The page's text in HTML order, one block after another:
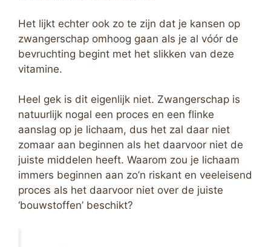
Het lijkt echter ook zo te zijn dat je kansen op
zwangerschap omhoog gaan als je al vóór de
bevruchting begint met het slikken van deze
vitamine.
Heel gek is dit eigenlijk niet. Zwangerschap is
natuurlijk nogal een proces en een flinke
aanslag op je lichaam, dus het zal daar niet
zomaar aan beginnen als het daarvoor niet de
juiste middelen heeft. Waarom zou je lichaam
immers beginnen aan zo’n riskant en veeleisend
proces als het daarvoor niet over de juiste
‘bouwstoffen’ beschikt?